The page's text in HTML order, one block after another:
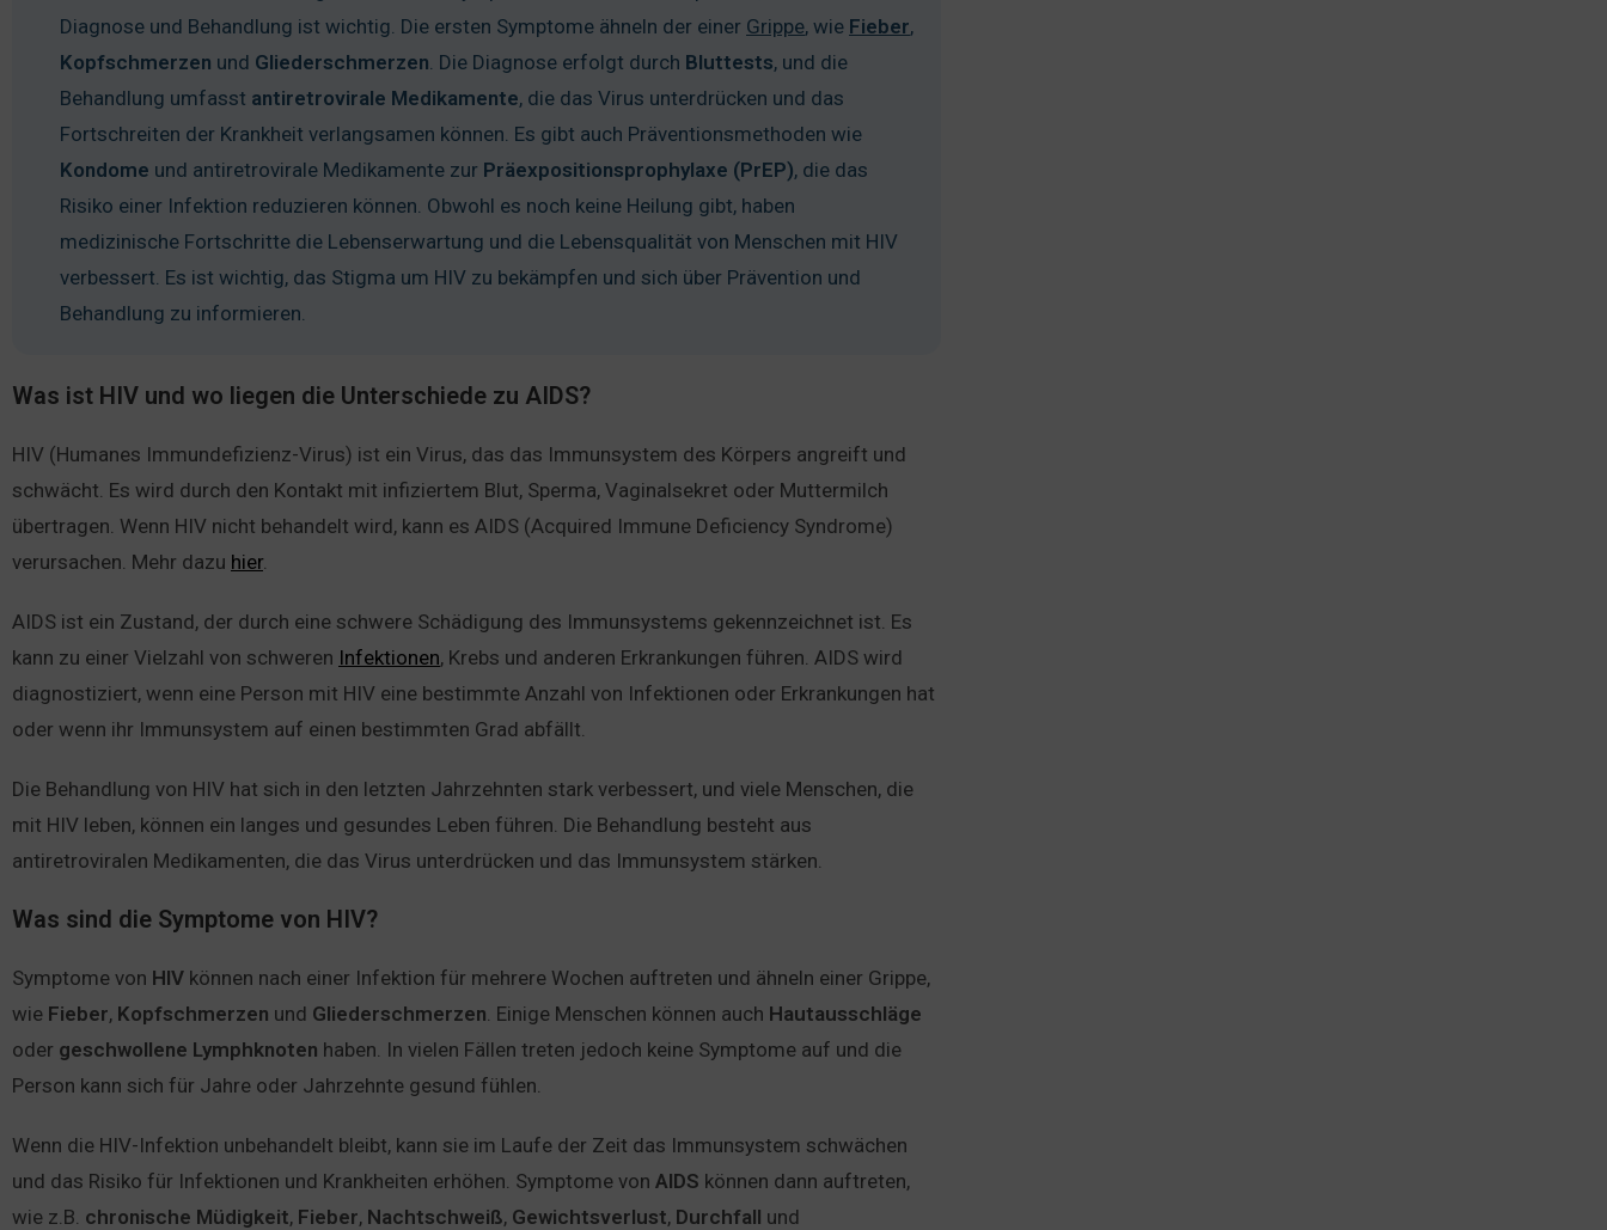
Diagnose und Behandlung ist wichtig. Die ersten Symptome ähneln der einer Grippe, wie Fieber,
Kopfschmerzen und Gliederschmerzen. Die Diagnose erfolgt durch Bluttests, und die
Behandlung umfasst antiretrovirale Medikamente, die das Virus unterdrücken und das
Fortschreiten der Krankheit verlangsamen können. Es gibt auch Präventionsmethoden wie
Kondome und antiretrovirale Medikamente zur Präexpositionsprophylaxe (PrEP), die das
Risiko einer Infektion reduzieren können. Obwohl es noch keine Heilung gibt, haben
medizinische Fortschritte die Lebenserwartung und die Lebensqualität von Menschen mit HIV
verbessert. Es ist wichtig, das Stigma um HIV zu bekämpfen und sich über Prävention und
Behandlung zu informieren.
Was ist HIV und wo liegen die Unterschiede zu AIDS?
HIV (Humanes Immundefizienz-Virus) ist ein Virus, das das Immunsystem des Körpers angreift und
schwächt. Es wird durch den Kontakt mit infiziertem Blut, Sperma, Vaginalsekret oder Muttermilch
übertragen. Wenn HIV nicht behandelt wird, kann es AIDS (Acquired Immune Deficiency Syndrome)
verursachen. Mehr dazu hier.
AIDS ist ein Zustand, der durch eine schwere Schädigung des Immunsystems gekennzeichnet ist. Es
kann zu einer Vielzahl von schweren Infektionen, Krebs und anderen Erkrankungen führen. AIDS wird
diagnostiziert, wenn eine Person mit HIV eine bestimmte Anzahl von Infektionen oder Erkrankungen hat
oder wenn ihr Immunsystem auf einen bestimmten Grad abfällt.
Die Behandlung von HIV hat sich in den letzten Jahrzehnten stark verbessert, und viele Menschen, die
mit HIV leben, können ein langes und gesundes Leben führen. Die Behandlung besteht aus
antiretroviralen Medikamenten, die das Virus unterdrücken und das Immunsystem stärken.
Was sind die Symptome von HIV?
Symptome von HIV können nach einer Infektion für mehrere Wochen auftreten und ähneln einer Grippe,
wie Fieber, Kopfschmerzen und Gliederschmerzen. Einige Menschen können auch Hautausschläge
oder geschwollene Lymphknoten haben. In vielen Fällen treten jedoch keine Symptome auf und die
Person kann sich für Jahre oder Jahrzehnte gesund fühlen.
Wenn die HIV-Infektion unbehandelt bleibt, kann sie im Laufe der Zeit das Immunsystem schwächen
und das Risiko für Infektionen und Krankheiten erhöhen. Symptome von AIDS können dann auftreten,
wie z.B. chronische Müdigkeit, Fieber, Nachtschweiß, Gewichtsverlust, Durchfall und